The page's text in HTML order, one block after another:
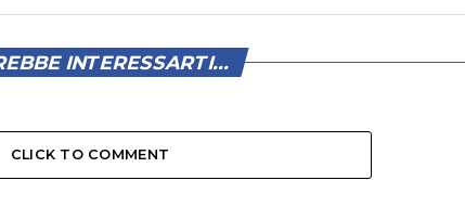
INTERESSARTI...
CLICK TO COMMENT